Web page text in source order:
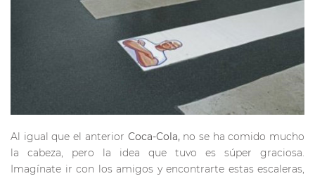
Al igual que el anterior Coca-Cola, no se ha comido mucho
la cabeza, pero la idea que tuvo es súper graciosa.
Imagínate ir con los amigos y encontrarte estas escaleras,